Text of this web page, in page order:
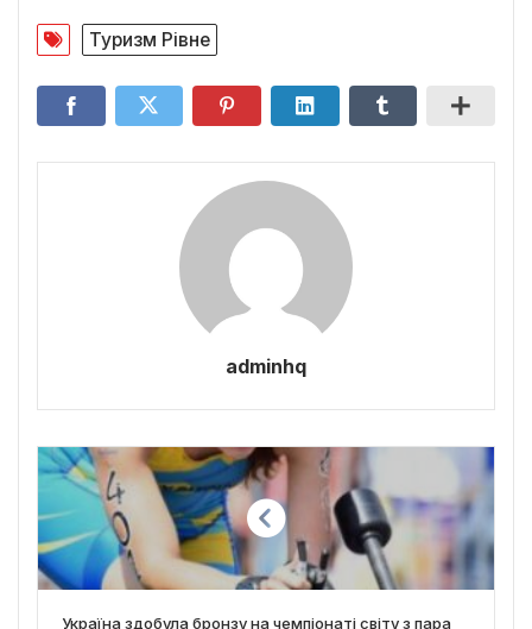
Туризм Рівне
adminhq
Україна здобула бронзу на чемпіонаті світу з пара